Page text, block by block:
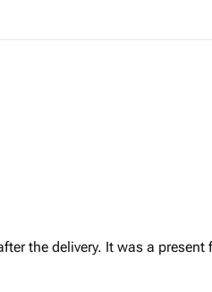
the delivery. It was a